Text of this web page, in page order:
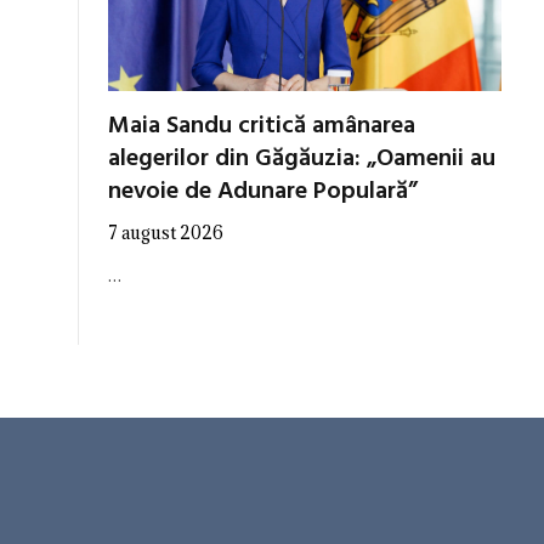
Maia Sandu critică amânarea
alegerilor din Găgăuzia: „Oamenii au
nevoie de Adunare Populară”
7 august 2026
…